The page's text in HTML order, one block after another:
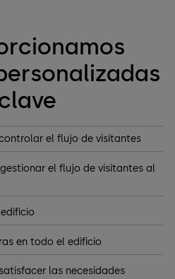
el flujo de visitantes
el flujo de visitantes al
en todo el edificio
las necesidades